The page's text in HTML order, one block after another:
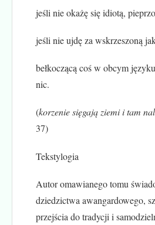
jeśli nie okażę się idiotą,
jeśli nie ujdę za wskrzeszoną
bełkoczącą coś w obcym
nic.
(korzenie sięgają ziemi i tam
37)
Tekstylogia
Autor omawianego tomu
dziedzictwa awangardowego,
przejścia do tradycji i